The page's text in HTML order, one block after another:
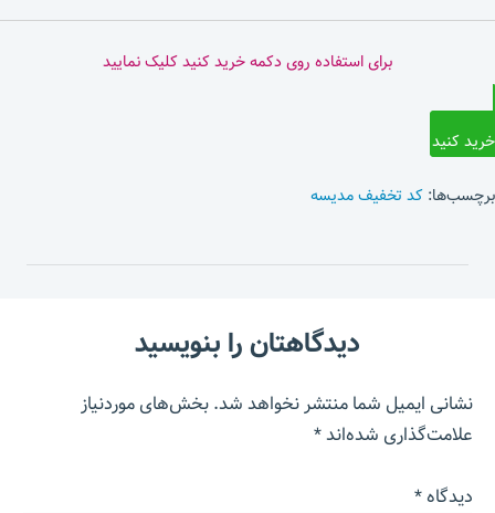
برای استفاده روی دکمه خرید کنید کلیک نمایید
خرید کنید
برچسب‌ها: کد تخفیف مدیسه
دیدگاهتان را بنویسید
نشانی ایمیل شما منتشر نخواهد شد.بخش‌های موردنیاز
علامت‌گذاری شده‌اند*
دیدگاه*